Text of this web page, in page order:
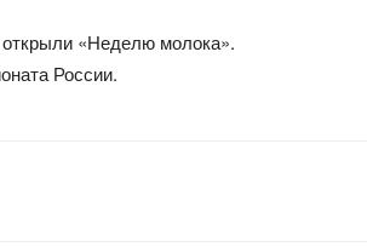
«Неделю молока».
России.